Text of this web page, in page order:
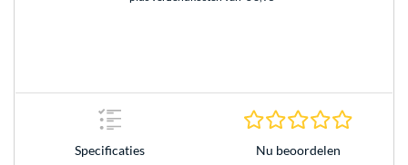
Specificaties Nu beoordelen